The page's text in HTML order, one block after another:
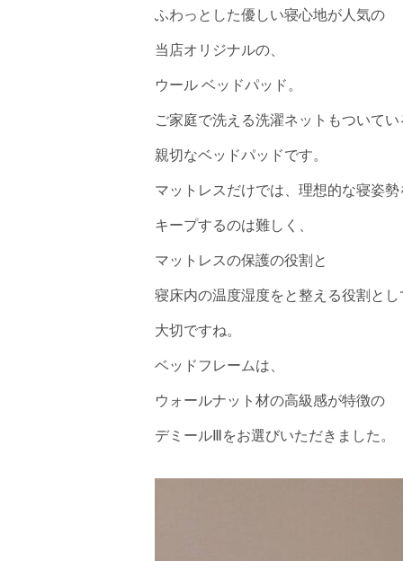
ふわっとした優しい寝心地が人気の
当店オリジナルの、
ウール ベッドパッド。
ご家庭で洗える洗濯ネットもついてい
親切なベッドパッドです。
マットレスだけでは、理想的な寝姿勢
キープするのは難しく、
マットレスの保護の役割と
寝床内の温度湿度をと整える役割とし
大切ですね。
ベッドフレームは、
ウォールナット材の高級感が特徴の
デミールⅢをお選びいただきました。